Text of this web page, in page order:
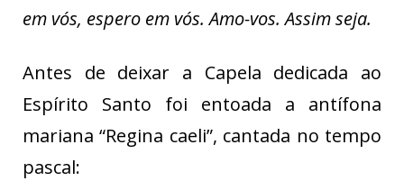
em vós, espero em vós. Amo-vos. Assim seja.
Antes de deixar a Capela dedicada ao
Espírito Santo foi entoada a antífona
mariana “Regina caeli”, cantada no tempo
pascal: